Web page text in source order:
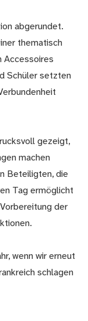
abgerundet.
thematisch
Accessoires
Schüler setzten
gezeigt,
machen
Beteiligten, die
Tag ermöglicht
der
wenn wir erneut
schlagen